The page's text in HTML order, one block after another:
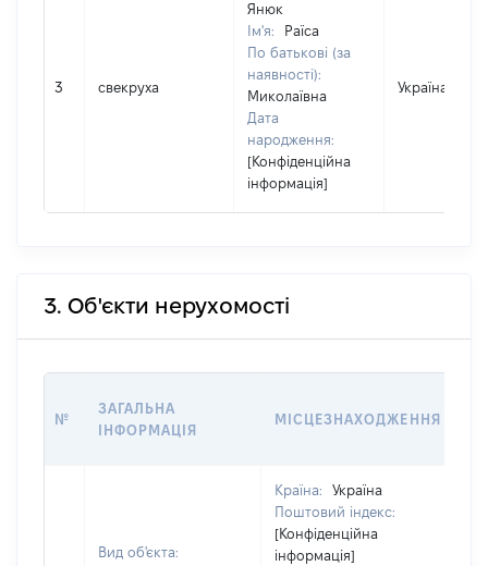
3 свекруха
Янюк
Ім'я:
Раїса
По батькові (за
наявності):
Миколаївна
Дата
народження:
[Конфіденційна
інформація]
Україна
3. Об'єкти нерухомості
№
ЗАГАЛЬНА
ІНФОРМАЦІЯ
МІСЦЕЗНАХОДЖЕННЯ
Вид об'єкта:
Країна:
Україна
Поштовий індекс:
[Конфіденційна
інформація]